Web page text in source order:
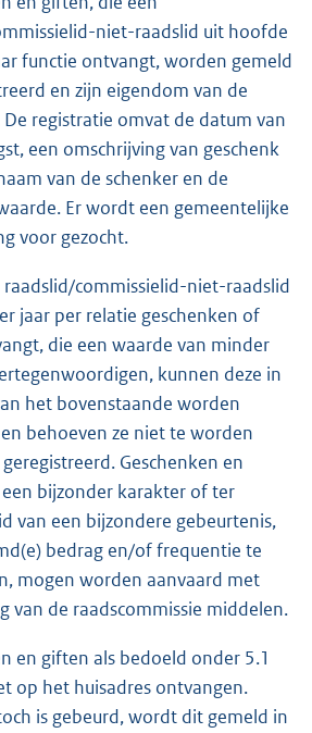
niet-raadslid uit hoofde
functie ontvangt, worden gemeld
en zijn eigendom van de
registratie omvat de datum van
een omschrijving van geschenk
van de schenker en de
Er wordt een gemeentelijke
voor gezocht.
commissielid-niet-raadslid
jaar per relatie geschenken of
die een waarde van minder
kunnen deze in
het bovenstaande worden
behoeven ze niet te worden
Geschenken en
bijzonder karakter of ter
van een bijzondere gebeurtenis,
bedrag en/of frequentie te
mogen worden aanvaard met
van de raadscommissie middelen.
en giften als bedoeld onder 5.1
op het huisadres ontvangen.
is gebeurd, wordt dit gemeld in